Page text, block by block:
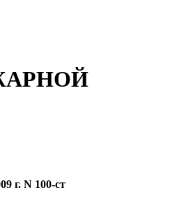
г. N 100-ст